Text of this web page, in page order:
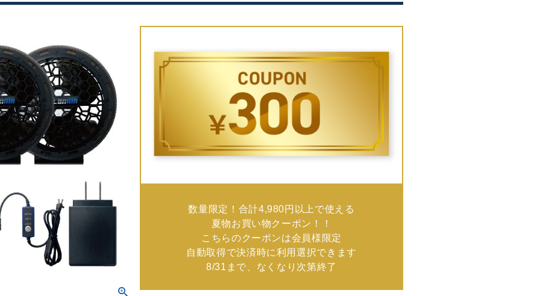
数量限定！合計4,980円以上で使える
夏物お買い物クーポン！！
こちらのクーポンは会員様限定
自動取得で決済時に利用選択できます
8/31まで、なくなり次第終了